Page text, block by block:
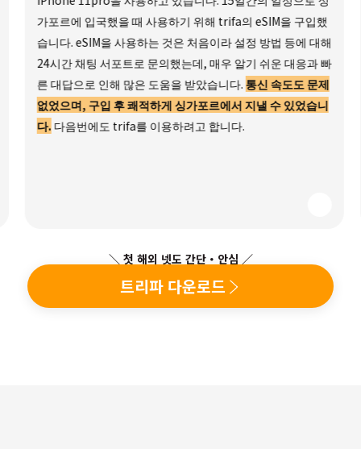
가포르에 입국했을 때 사용하기 위해 trifa의 eSIM을 구입했
습니다. eSIM을 사용하는 것은 처음이라 설정 방법 등에 대해
24시간 채팅 서포트로 문의했는데, 매우 알기 쉬운 대응과 빠
른 대답으로 인해 많은 도움을 받았습니다. 통신 속도도 문제
없었으며, 구입 후 쾌적하게 싱가포르에서 지낼 수 있었습니
다. 다음번에도 trifa를 이용하려고 합니다.
＼ 첫 해외 넷도 간단・안심 ／
트리파 다운로드